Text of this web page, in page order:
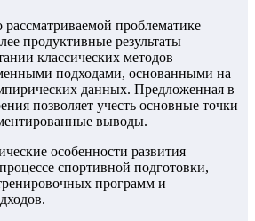
проблематике
продуктивные результаты
классических методов
подходами, основанными на
данных. Предложенная в
позволяет учесть основные точки
выводы.
особенности развития
спортивной подготовки,
программ и